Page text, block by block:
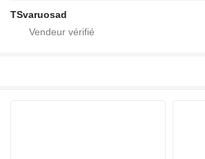
TSvaruosad